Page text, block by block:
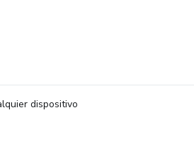
dispositivo